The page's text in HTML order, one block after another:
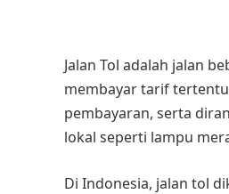
Jalan Tol adalah jalan
membayar tarif
pembayaran, serta
lokal seperti lampu
Di Indonesia, jalan tol